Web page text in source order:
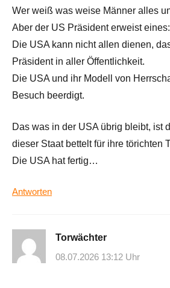
Wer weiß was weise Männer alles
Aber der US Präsident erweist eines:
Die USA kann nicht allen dienen,
Präsident in aller Öffentlichkeit.
Die USA und ihr Modell von
Besuch beerdigt.
Das was in der USA übrig bleibt, ist
dieser Staat bettelt für ihre törichten
Die USA hat fertig…
Antworten
Torwächter
08.07.2026 13:12 Uhr